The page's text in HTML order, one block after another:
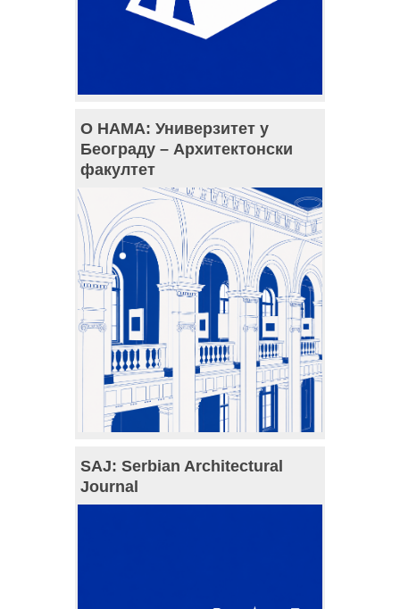
О НАМА: Универзитет у
Београду – Архитектонски
факултет
SAJ: Serbian Architectural
Journal